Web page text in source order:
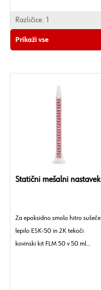
Različice: 1
Prikaži vse
Statični mešalni nastavek
Za epoksidno smolo hitro sušeče
lepilo ESK-50 in 2K tekoči
kovinski kit FLM 50 v 50 ml